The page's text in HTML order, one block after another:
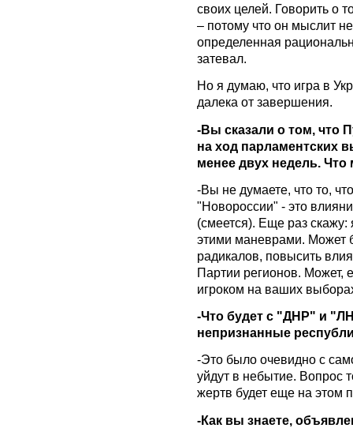
своих целей. Говорить о
– потому что он мыслит
определенная
затевал.
Но я думаю, что игра в
далека от завершения.
-Вы сказали о том, что
на ход парламентских
менее двух недель. Что
-Вы не думаете, что то,
"Новороссии" - это
(смеется). Еще раз скажу:
этими маневрами. Может
радикалов, повысить
Партии регионов. Может,
игроком на ваших
-Что будет с "ДНР" и
непризнанные
-Это было очевидно с
уйдут в небытие. Вопрос
жертв будет еще на этом
-Как вы знаете,